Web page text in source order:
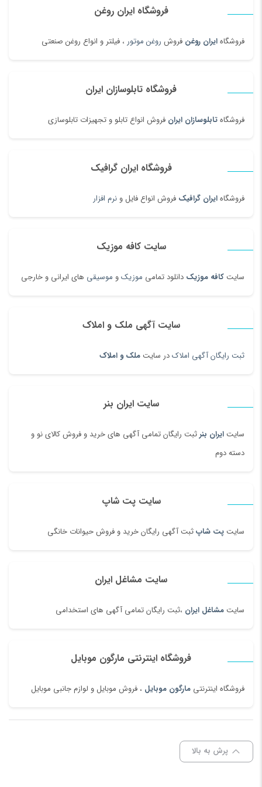
فروشگاه ایران روغن
فروشگاهایران روغن فروش روغن موتور ، فیلتر و انواع روغن صنعتی
فروشگاه تابلوسازان ایران
فروشگاهتابلوسازان ایران فروش انواع تابلو و تجهیزات تابلوسازی
فروشگاه ایران گرافیک
فروشگاهایران گرافیک فروش انواع فایل و نرم افزار
سایت کافه موزیک
سایت کافه موزیک دانلود تمامی موزیکو موسیقی های ایرانی و خارجی
سایت آگهی ملک و املاک
ثبت رایگان آگهی املاکدر سایت ملک و املاک
سایت ایران بنر
سایت ایران بنرثبت رایگان تمامی آگهی های خرید و فروش کالای نو و
دسته دوم
سایت پت شاپ
سایت پت شاپثبت آگهی رایگان خرید و فروش حیوانات خانگی
سایت مشاغل ایران
سایت مشاغل ایران ،ثبت رایگان تمامی آگهی های استخدامی
فروشگاه اینترنتی مارگون موبایل
فروشگاه اینترنتی مارگون موبایل ، فروش موبایل و لوازم جانبی موبایل
پرش به بالا